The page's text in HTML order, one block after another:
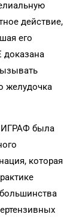
действие,
его
доказана
желудочка
была
которая